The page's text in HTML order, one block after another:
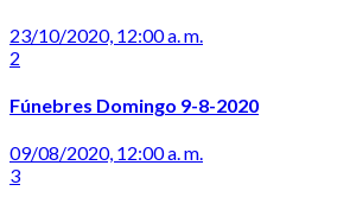
23/10/2020, 12:00 a. m.
2
Fúnebres Domingo 9-8-2020
09/08/2020, 12:00 a. m.
3